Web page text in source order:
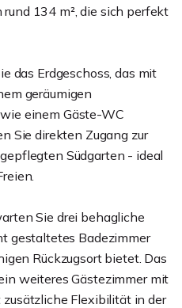
134 m², die sich perfekt
das Erdgeschoss, das mit
geräumigen
einem Gäste-WC
Sie direkten Zugang zur
Südgarten - ideal
Sie drei behagliche
gestaltetes Badezimmer
Rückzugsort bietet. Das
weiteres Gästezimmer mit
Flexibilität in der